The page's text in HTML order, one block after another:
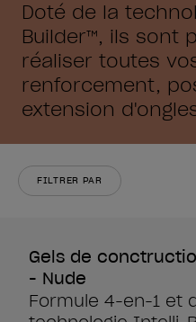
Doté de la
Builder™, ils sont
réaliser toutes
renforcement,
extension
FILTRER PAR
Gels de
- Nude
Formule 4-en-1 et